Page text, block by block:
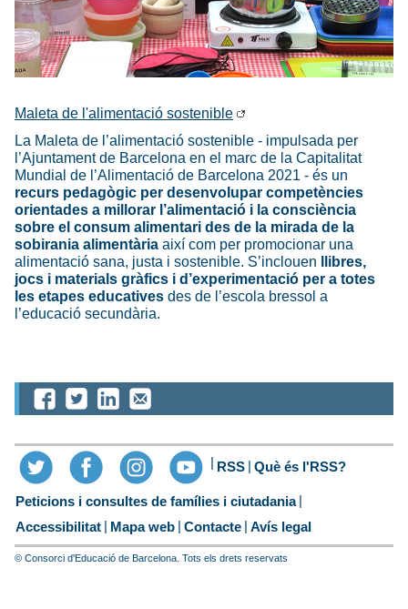
Maleta de l'alimentació sostenible
La Maleta de l’alimentació sostenible - impulsada per
l’Ajuntament de Barcelona en el marc de la Capitalitat
Mundial de l’Alimentació de Barcelona 2021 - és un
recurs pedagògic per desenvolupar competències
orientades a millorar l’alimentació i la consciència
sobre el consum alimentari des de la mirada de la
sobirania alimentària així com per promocionar una
alimentació sana, justa i sostenible. S’inclouen llibres,
jocs i materials gràfics i d’experimentació per a totes
les etapes educatives des de l’escola bressol a
l’educació secundària.
RSS Què és l'RSS?
Peticions i consultes de famílies i ciutadania
Accessibilitat
Mapa web Contacte Avís legal
© Consorci d'Educació de Barcelona. Tots els drets reservats